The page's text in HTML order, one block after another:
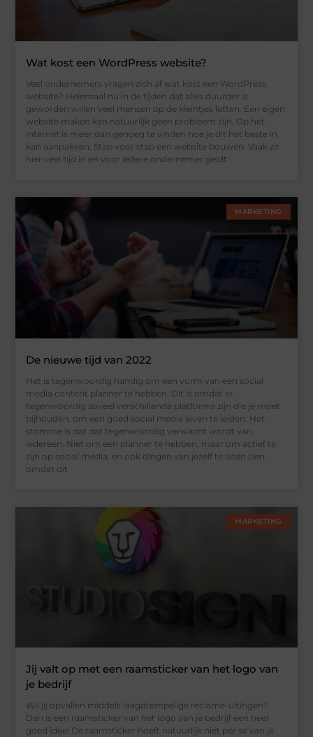
Wat kost een WordPress website?
Veel ondernemers vragen zich af wat kost een WordPress
website? Helemaal nu in de tijden dat alles duurder is
geworden willen veel mensen op de kleintjes letten. Een eigen
website maken kan natuurlijk geen probleem zijn. Op het
internet is meer dan genoeg te vinden hoe je dit het beste in
kan aanpakken. Stap voor stap een website bouwen. Vaak zit
hier veel tijd in en voor iedere ondernemer geldt
MARKETING
De nieuwe tijd van 2022
Het is tegenwoordig handig om een vorm van een social
media content planner te hebben. Dit is omdat er
tegenwoordig zoveel verschillende platforms zijn die je moet
bijhouden, om een goed social media leven te leiden. Het
stomme is dat dat tegenwoordig verwacht wordt van
iedereen. Niet om een planner te hebben, maar om actief te
zijn op social media, en ook dingen van jezelf te laten zien,
omdat dit
MARKETING
Jij valt op met een raamsticker van het logo van
je bedrijf
Wil jij opvallen middels laagdrempelige reclame-uitingen?
Dan is een raamsticker van het logo van je bedrijf een heel
goed idee! De raamsticker hoeft natuurlijk niet per se van je